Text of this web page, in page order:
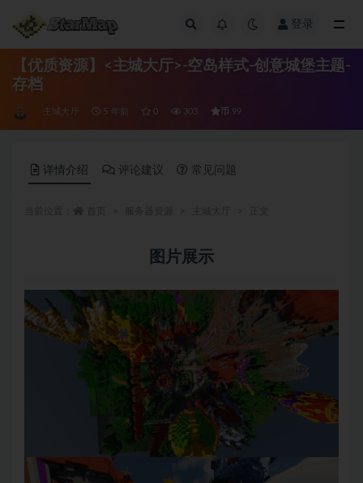
登录
【优质资源】<主城大厅>-空岛样式-创意城堡主题-
存档
主城大厅 5 年前 0 303 币 99
详情介绍 评论建议 常见问题
图片展示